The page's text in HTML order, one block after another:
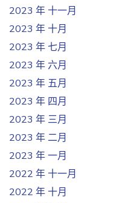
2023 年 十一月
2023 年 十月
2023 年 七月
2023 年 六月
2023 年 五月
2023 年 四月
2023 年 三月
2023 年 二月
2023 年 一月
2022 年 十一月
2022 年 十月